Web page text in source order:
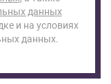
данных
и на условиях
данных.